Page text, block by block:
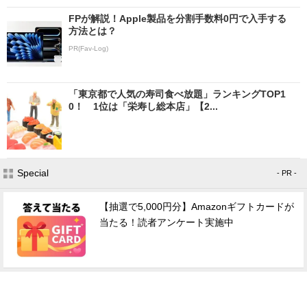
FPが解説！Apple製品を分割手数料0円で入手する
方法とは？
PR(Fav-Log)
「東京都で人気の寿司食べ放題」ランキングTOP1
0！ 1位は「栄寿し総本店」【2...
Special - PR -
【抽選で5,000円分】Amazonギフトカードが
当たる！読者アンケート実施中